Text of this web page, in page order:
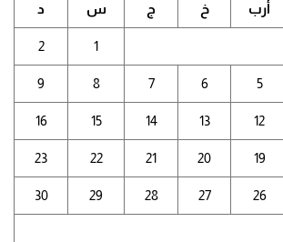
أرب خ ج س د
1
2
5
6
7
8
9
12
13
14
15
16
19
20
21
22
23
26
27
28
29
30